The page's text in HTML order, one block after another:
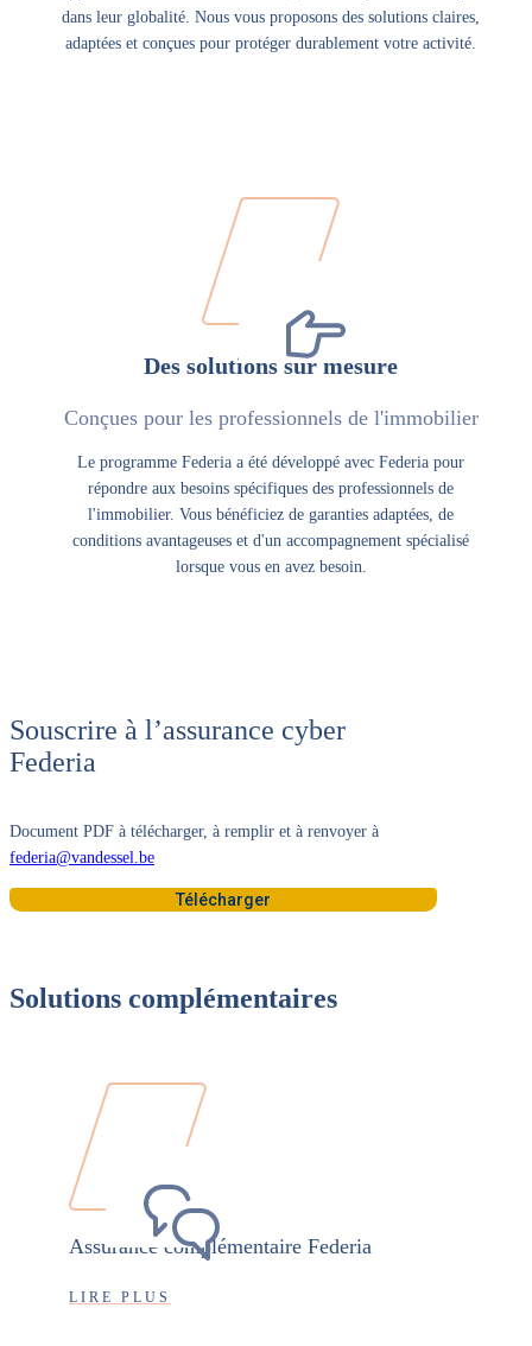
dans leur globalité. Nous vous proposons des solutions claires,
adaptées et conçues pour protéger durablement votre activité.
Des solutions sur mesure
Conçues pour les professionnels de l'immobilier
Le programme Federia a été développé avec Federia pour
répondre aux besoins spécifiques des professionnels de
l'immobilier. Vous bénéficiez de garanties adaptées, de
conditions avantageuses et d'un accompagnement spécialisé
lorsque vous en avez besoin.
Souscrire à l’assurance cyber
Federia
Document PDF à télécharger, à remplir et à renvoyer à
federia@vandessel.be
Télécharger
Solutions complémentaires
Assurance complémentaire Federia
LIRE PLUS